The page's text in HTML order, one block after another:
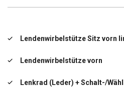
Lendenwirbelstütze Sitz vorn
Lendenwirbelstütze vorn
Lenkrad (Leder) + Schalt-/